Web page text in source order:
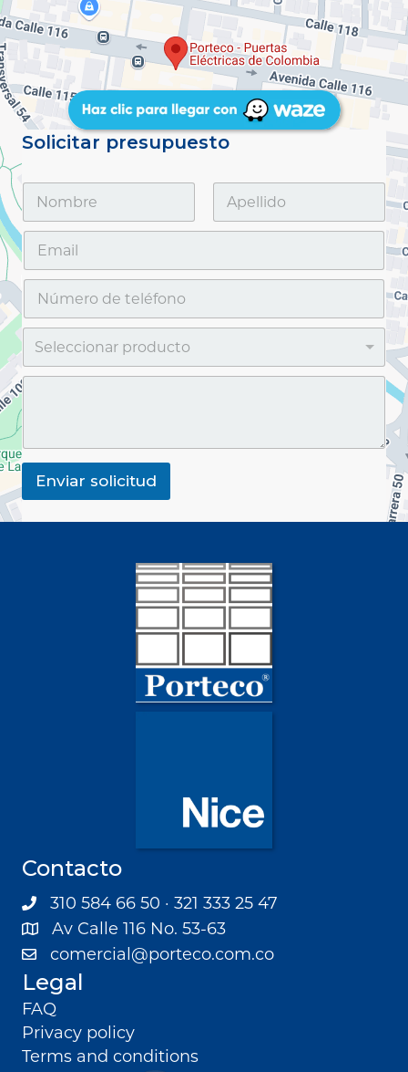
Solicitar presupuesto
Enviar solicitud
Contacto
310 584 66 50 · 321 333 25 47
Av Calle 116 No. 53-63
comercial@porteco.com.co
Legal
FAQ
Privacy policy
Terms and conditions